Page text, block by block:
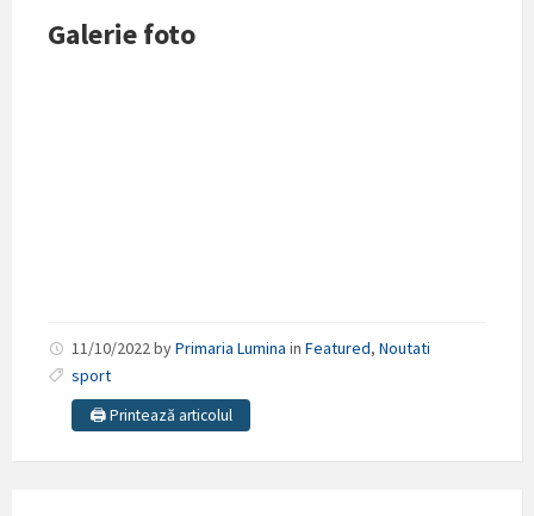
Galerie foto
11/10/2022byPrimaria Lumina in Featured, Noutati
sport
🖨️ Printează articolul